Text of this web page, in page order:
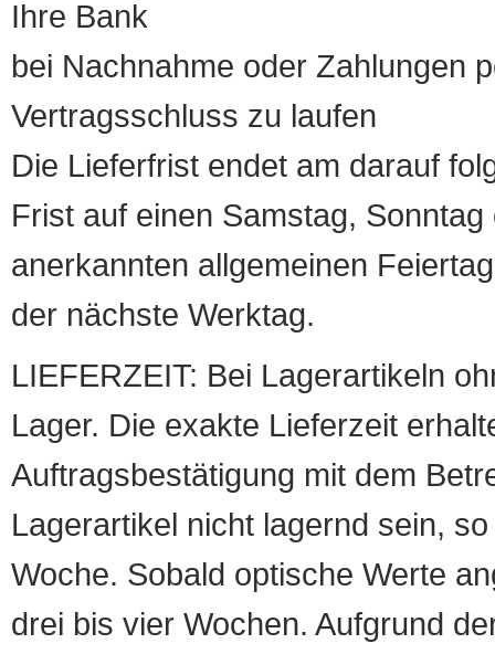
Ihre Bank
bei Nachnahme oder Zahlungen
Vertragsschluss zu laufen
Die Lieferfrist endet am darauf
Frist auf einen Samstag,
anerkannten allgemeinen
der nächste Werktag.
LIEFERZEIT: Bei Lagerartikeln
Lager. Die exakte Lieferzeit
Auftragsbestätigung mit dem
Lagerartikel nicht lagernd sein,
Woche. Sobald optische Werte
drei bis vier Wochen. Aufgrund